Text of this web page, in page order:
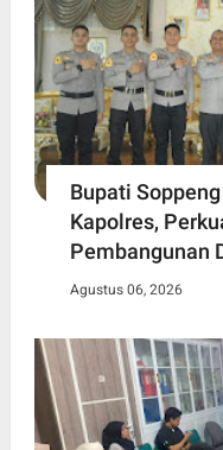
Bupati
Kapolres,
Pembangunan
Agustus 06, 2026